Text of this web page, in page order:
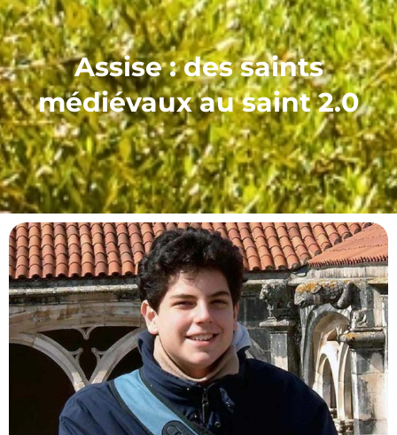
Assise : des saints
médiévaux au saint 2.0